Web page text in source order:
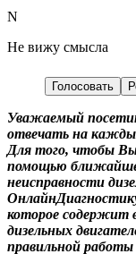
N
Не вижу смысла
Голосовать
Уважаемый
отвечать на
Для того, чтобы
помощью
неисправности
которое содержит
дизельных
правильной работы